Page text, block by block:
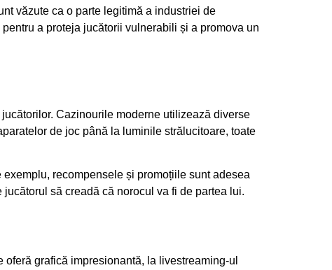
văzute ca o parte legitimă a industriei de
a proteja jucătorii vulnerabili și a promova un
Cazinourile moderne utilizează diverse
de joc până la luminile strălucitoare, toate
recompensele și promoțiile sunt adesea
să creadă că norocul va fi de partea lui.
grafică impresionantă, la livestreaming-ul